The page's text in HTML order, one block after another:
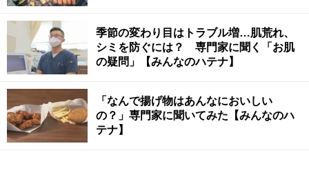
季節の変わり目はトラブル増…肌荒れ、
シミを防ぐには？ 専門家に聞く「お肌
の疑問」【みんなのハテナ】
「なんで揚げ物はあんなにおいしい
の？」専門家に聞いてみた【みんなのハ
テナ】